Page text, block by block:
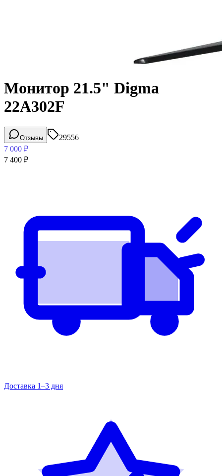
Монитор 21.5" Digma
22A302F
Отзывы
29556
7 000 ₽
7 400 ₽
Доставка 1–3 дня